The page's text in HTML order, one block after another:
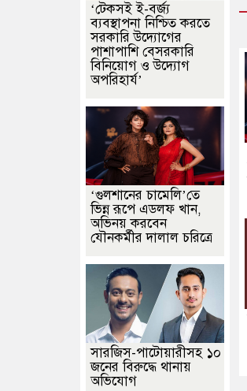
‘টেকসই ই-বর্জ্য
ব্যবস্থাপনা নিশ্চিত করতে
সরকারি উদ্যোগের
পাশাপাশি বেসরকারি
বিনিয়োগ ও উদ্যোগ
অপরিহার্য’
‘গুলশানের চামেলি’তে
ভিন্ন রূপে এডলফ খান,
অভিনয় করবেন
যৌনকর্মীর দালাল চরিত্রে
সারজিস-পাটোয়ারীসহ ১০
জনের বিরুদ্ধে থানায়
অভিযোগ